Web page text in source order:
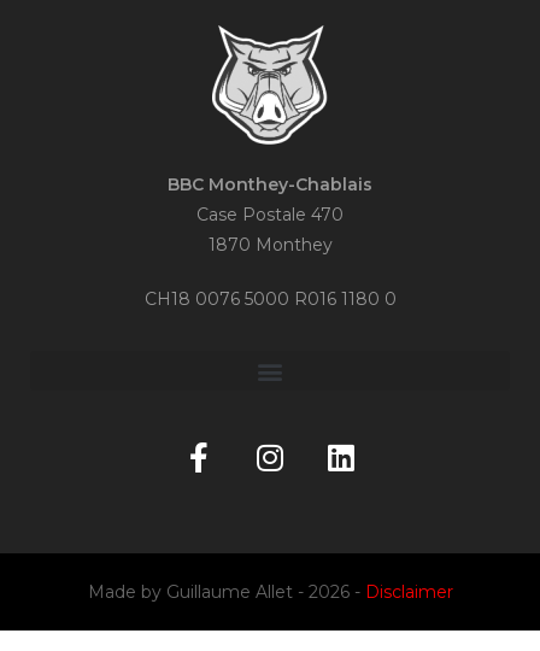
BBC Monthey-Chablais
Case Postale 470
1870 Monthey
CH18 0076 5000 R016 1180 0
Made by Guillaume Allet- 2026 - Disclaimer